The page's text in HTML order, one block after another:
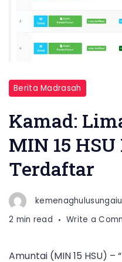
Berita Madrasah
Kamad:
MIN 15
Terdaftar
2 min read
Write a
Amuntai (MIN 15 HSU)